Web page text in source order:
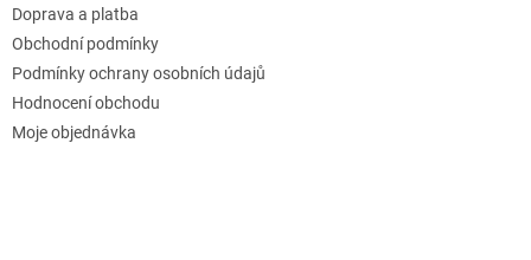
Doprava a platba
Obchodní podmínky
Podmínky ochrany osobních údajů
Hodnocení obchodu
Moje objednávka